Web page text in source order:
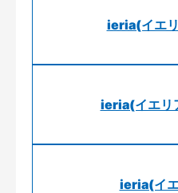
ieria(イエ
ieria(イエリ
ieria(イ